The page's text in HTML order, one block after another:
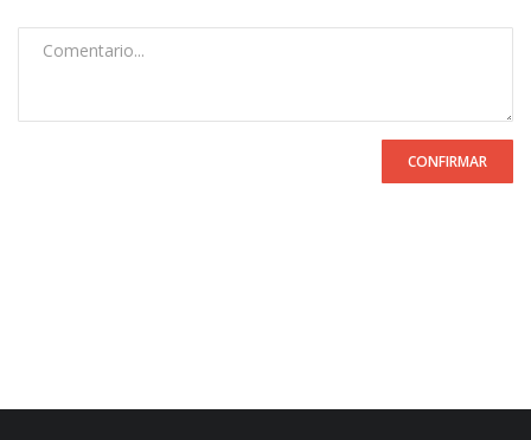
CONFIRMAR